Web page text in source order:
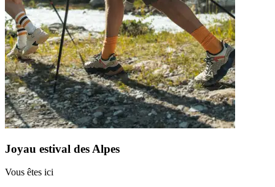
Joyau estival des Alpes
Vous êtes ici